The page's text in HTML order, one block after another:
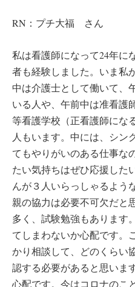
RN：プチ大福 さん
私は看護師になって24年に
者も経験しました。いま私
中は介護士として働いて、
いる人や、午前中は准看護
等看護学校（正看護師にな
人もいます。中には、シン
てもやりがいのある仕事な
たい気持ちはぜひ応援した
んが３人いらっしゃるよう
親の協力は必要不可欠だと
多く、試験勉強もあります
てしまわないか心配です。
かり相談して、どのくらい
認する必要があると思いま
心配です。今はコロナのこ